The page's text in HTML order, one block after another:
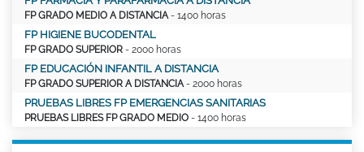
FP GRADO MEDIO A DISTANCIA - 1400 horas
FP HIGIENE BUCODENTAL
FP GRADO SUPERIOR - 2000 horas
FP EDUCACIÓN INFANTIL A DISTANCIA
FP GRADO SUPERIOR A DISTANCIA - 2000 horas
PRUEBAS LIBRES FP EMERGENCIAS SANITARIAS
PRUEBAS LIBRES FP GRADO MEDIO - 1400 horas